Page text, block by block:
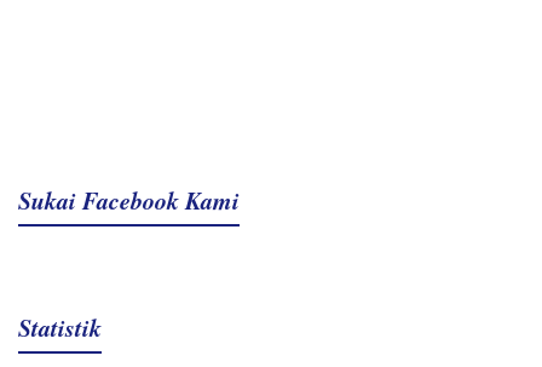
Sukai Facebook Kami
Statistik